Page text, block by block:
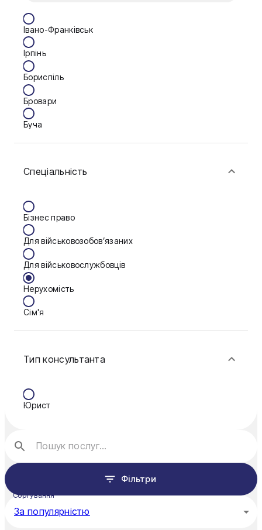
Івано-Франківськ
Ірпінь
Бориспіль
Бровари
Буча
Васильків
Дніпро
Запоріжжя
Калуш
Кам'янське
Ковель
Краматорськ
Кривий Ріг
Спеціальність
Бізнес право
Для військовозобов’язаних
Для військовослужбовців
Нерухомість
Сім'я
Тип консультанта
Юрист
Фільтри
Сортування
За популярністю